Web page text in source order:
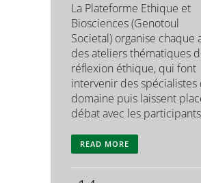
La Plateforme Ethique et
Biosciences (Genotoul
Societal) organise chaque
des ateliers thématiques
réflexion éthique, qui font
intervenir des spécialistes
domaine puis laissent
débat avec les
READ MORE